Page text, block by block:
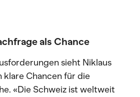
als Chance
sieht Niklaus
klare Chancen für die
«Die Schweiz ist weltweit